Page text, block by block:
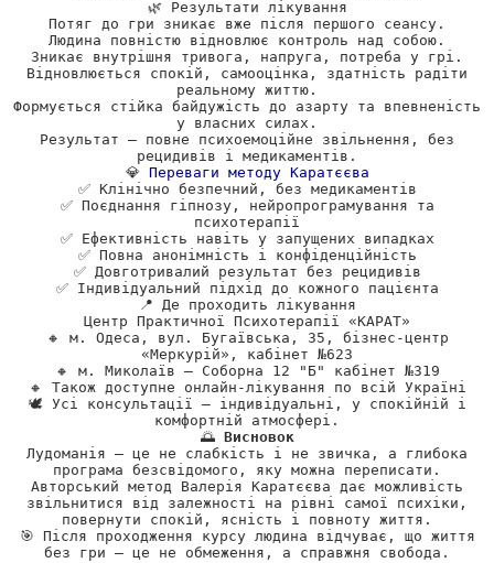
🌿 Результати лікування
Потяг до гри зникає вже після першого сеансу.
Людина повністю відновлює контроль над собою.
Зникає внутрішня тривога, напруга, потреба у грі.
Відновлюється спокій, самооцінка, здатність радіти
реальному життю.
Формується стійка байдужість до азарту та впевненість
у власних силах.
Результат — повне психоемоційне звільнення, без
рецидивів і медикаментів.
💎 Переваги методу Каратєєва
✅ Клінічно безпечний, без медикаментів
✅ Поєднання гіпнозу, нейропрограмування та
психотерапії
✅ Ефективність навіть у запущених випадках
✅ Повна анонімність і конфіденційність
✅ Довготривалий результат без рецидивів
✅ Індивідуальний підхід до кожного пацієнта
📍 Де проходить лікування
Центр Практичної Психотерапії «КАРАТ»
🔸 м. Одеса, вул. Бугаївська, 35, бізнес-центр
«Меркурій», кабінет №623
🔸 м. Миколаїв — Соборна 12 "Б" кабінет №319
🔸 Також доступне онлайн-лікування по всій Україні
🕊 Усі консультації — індивідуальні, у спокійній і
комфортній атмосфері.
🌅 Висновок
Лудоманія — це не слабкість і не звичка, а глибока
програма безсвідомого, яку можна переписати.
Авторський метод Валерія Каратєєва дає можливість
звільнитися від залежності на рівні самої психіки,
повернути спокій, ясність і повноту життя.
🎯 Після проходження курсу людина відчуває, що життя
без гри — це не обмеження, а справжня свобода.